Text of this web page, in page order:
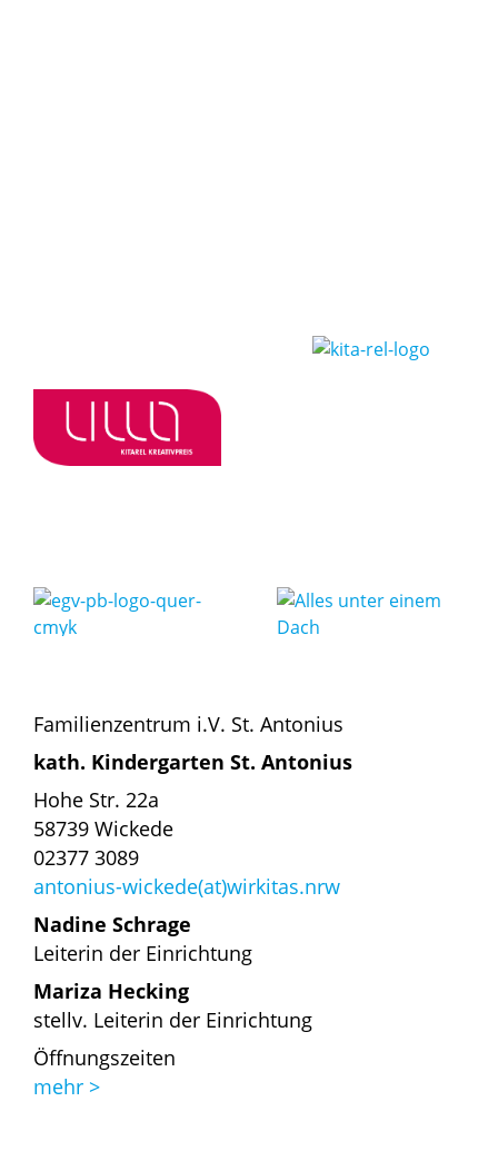
Familienzentrum i.V. St. Antonius
kath. Kindergarten St. Antonius
Hohe Str. 22a
58739 Wickede
02377 3089
antonius-wickede(at)wirkitas.nrw
Nadine Schrage
Leiterin der Einrichtung
Mariza Hecking
stellv. Leiterin der Einrichtung
Öffnungszeiten
mehr >